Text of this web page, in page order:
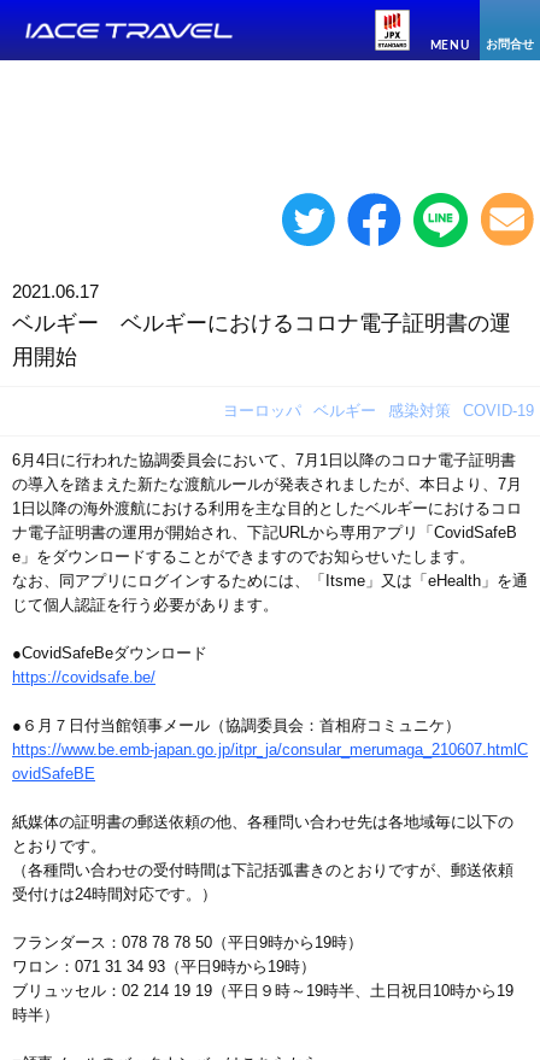
MENU お問合せ
2021.06.17
ベルギー ベルギーにおけるコロナ電子証明書の運
用開始
ヨーロッパ ベルギー 感染対策 COVID-19
6月4日に行われた協調委員会において、7月1日以降のコロナ電子証明書
の導入を踏まえた新たな渡航ルールが発表されましたが、本日より、7月
1日以降の海外渡航における利用を主な目的としたベルギーにおけるコロ
ナ電子証明書の運用が開始され、下記URLから専用アプリ「CovidSafeB
e」をダウンロードすることができますのでお知らせいたします。
なお、同アプリにログインするためには、「Itsme」又は「eHealth」を通
じて個人認証を行う必要があります。
●CovidSafeBeダウンロード
https://covidsafe.be/
●６月７日付当館領事メール（協調委員会：首相府コミュニケ）
https://www.be.emb-japan.go.jp/itpr_ja/consular_merumaga_210607.htmlC
ovidSafeBE
紙媒体の証明書の郵送依頼の他、各種問い合わせ先は各地域毎に以下の
とおりです。
（各種問い合わせの受付時間は下記括弧書きのとおりですが、郵送依頼
受付けは24時間対応です。）
フランダース：078 78 78 50（平日9時から19時）
ワロン：071 31 34 93（平日9時から19時）
ブリュッセル：02 214 19 19（平日９時～19時半、土日祝日10時から19
時半）